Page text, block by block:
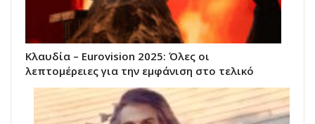
Κλαυδία – Eurovision 2025: Όλες οι
λεπτομέρειες για την εμφάνιση στο τελικό